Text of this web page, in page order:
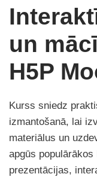
un
H5P
Kurss sniedz
izmantošanā, lai
materiālus un
apgūs
prezentācijas,